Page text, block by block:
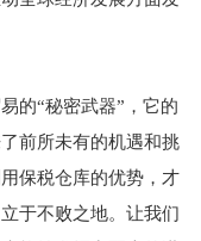
的“秘密武器”，它的
前所未有的机遇和挑
保税仓库的优势，才
于不败之地。让我们